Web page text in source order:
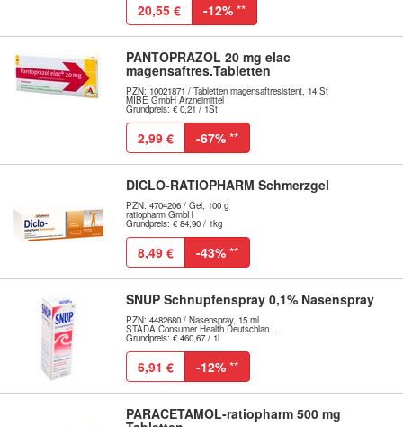
20,55 € -12% **
PANTOPRAZOL 20 mg elac
magensaftres.Tabletten
PZN: 10021871 / Tabletten magensaftresistent, 14 St
MIBE GmbH Arzneimittel
Grundpreis: € 0,21 / 1St
2,99 € -67% **
DICLO-RATIOPHARM Schmerzgel
PZN: 4704206 / Gel, 100 g
ratiopharm GmbH
Grundpreis: € 84,90 / 1kg
8,49 € -43% **
SNUP Schnupfenspray 0,1% Nasenspray
PZN: 4482680 / Nasenspray, 15 ml
STADA Consumer Health Deutschlan...
Grundpreis: € 460,67 / 1l
6,91 € -12% **
PARACETAMOL-ratiopharm 500 mg